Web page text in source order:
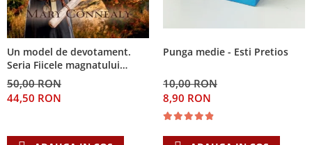
Un model de devotament.
Seria Fiicele magnatului
forestier 3
50,00 RON
44,50 RON
Punga medie - Esti Pretios
10,00 RON
8,90 RON